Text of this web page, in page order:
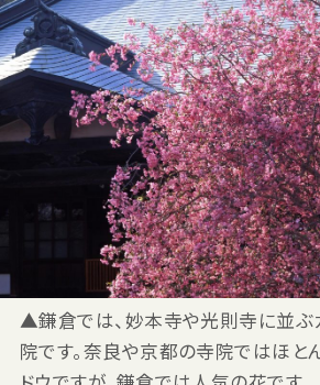
▲鎌倉では、妙本寺や光則寺に並ぶ
院です。奈良や京都の寺院ではほと